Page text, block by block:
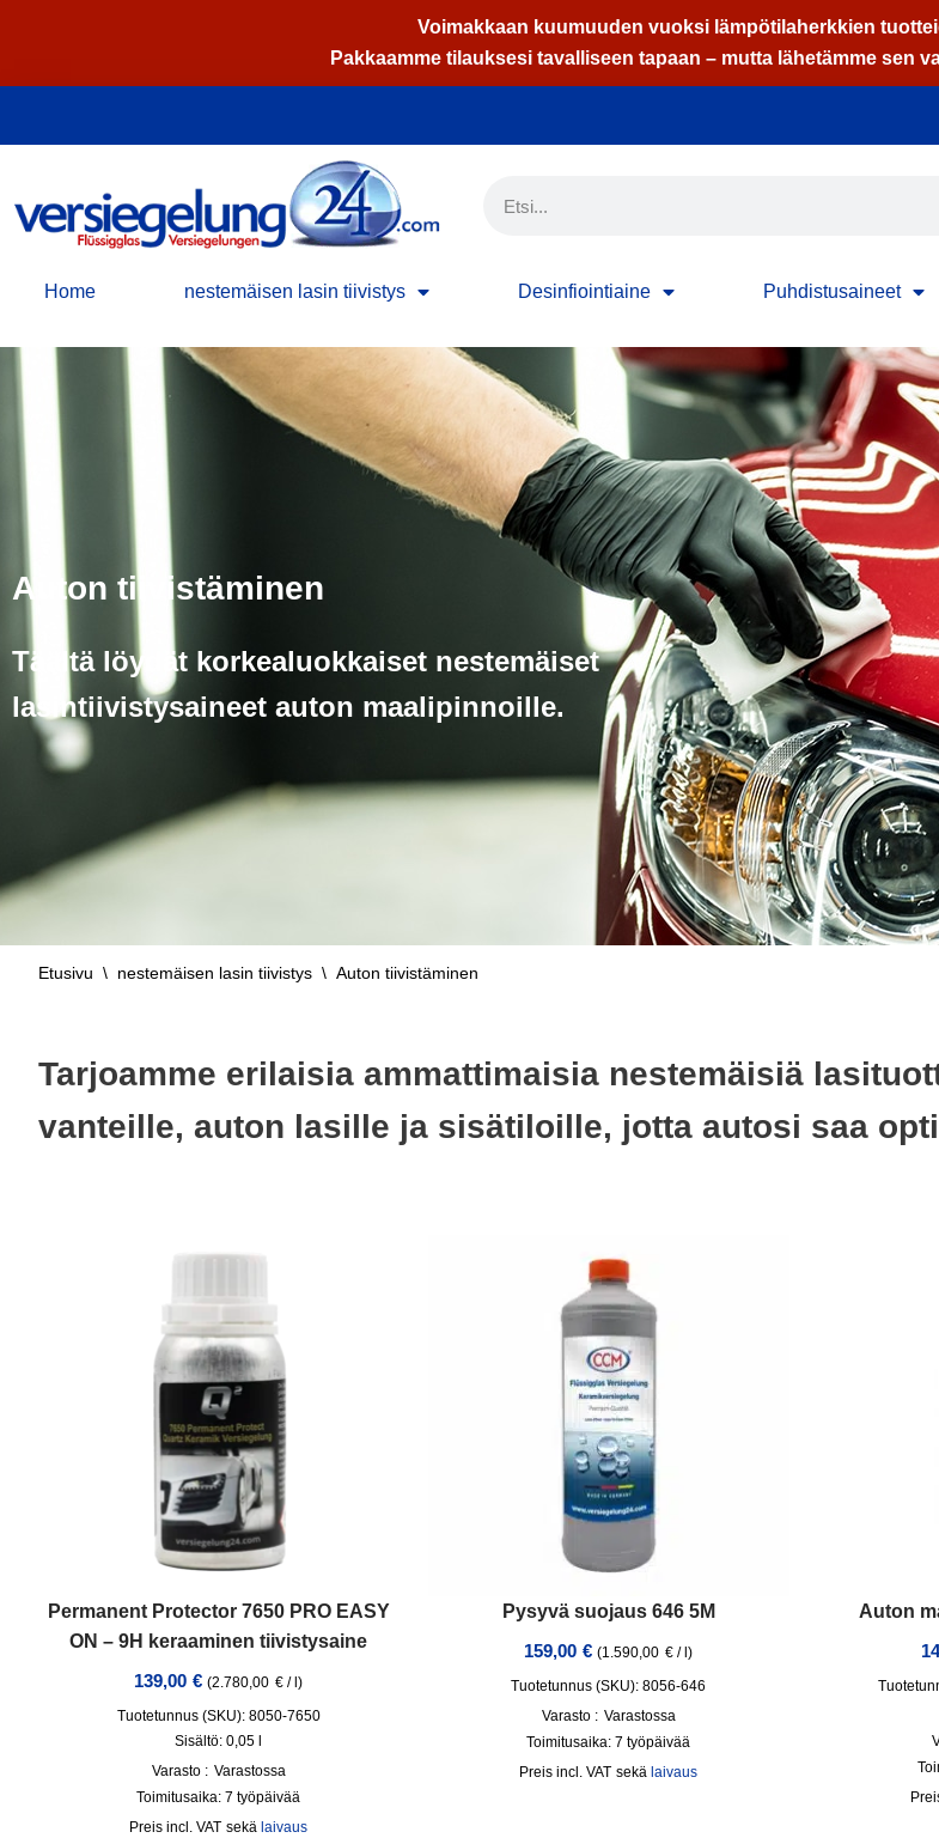
Voimakkaan kuumuuden vuoksi lämpötilaherkkien
Pakkaamme tilauksesi tavalliseen tapaan – mutta lähetämme sen
Home nestemäisen lasin tiivistys Desinfiointiaine Puhdistusaineet
Auton tiivistäminen
Täältä löydät korkealuokkaiset nestemäiset
lasintiivistysaineet auton maalipinnoille.
Etusivu \ nestemäisen lasin tiivistys \ Auton tiivistäminen
Tarjoamme erilaisia ammattimaisia nestemäisiä
vanteille, auton lasille ja sisätiloille, jotta autosi saa
Permanent Protector 7650 PRO EASY
ON – 9H keraaminen tiivistysaine
139,00 € (2.780,00 € /l)
Tuotetunnus (SKU): 8050-7650
Sisältö: 0,05
Varasto : Varastossa
Toimitusaika:7 työpäivää
incl. VAT sekä laivaus
Pysyvä suojaus 646 5M
159,00 € (1.590,00 € /l)
Tuotetunnus (SKU): 8056-646
Varasto : Varastossa
Toimitusaika:7 työpäivää
incl. VAT sekä laivaus
Auton